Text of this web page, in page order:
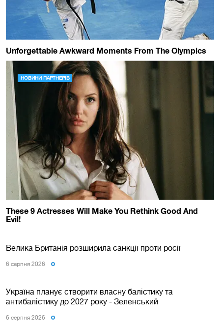
Велика Британія розширила санкції проти росії
6 серпня 2026
Україна планує створити власну балістику та
антибалістику до 2027 року - Зеленський
6 серпня 2026